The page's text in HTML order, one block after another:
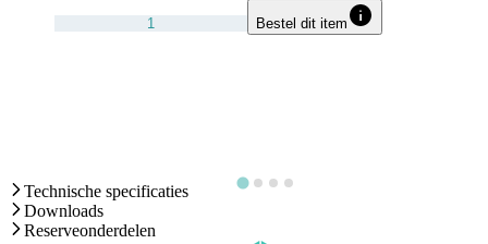
Bestel dit item
Technische specificaties
Downloads
Reserveonderdelen